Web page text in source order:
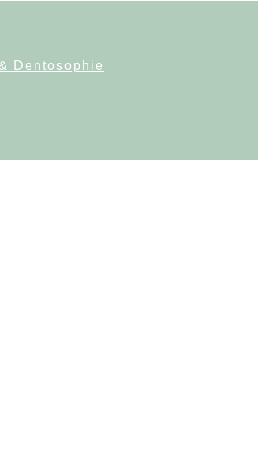
Dentosophie